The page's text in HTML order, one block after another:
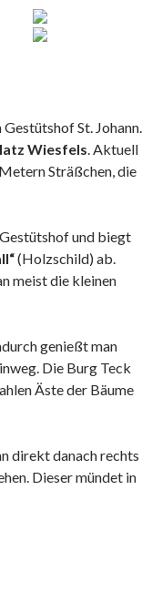
St. Johann.
Wiesfels. Aktuell
Sträßchen, die
und biegt
(Holzschild) ab.
meist die kleinen
genießt man
Die Burg Teck
Äste der Bäume
direkt danach rechts
Dieser mündet in